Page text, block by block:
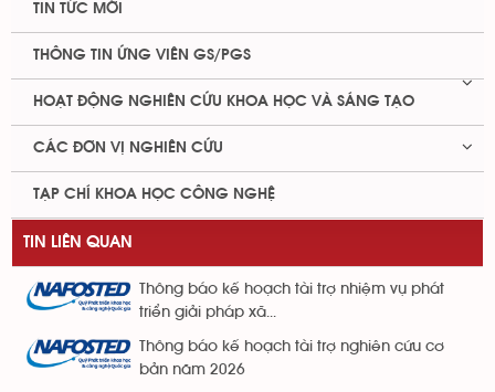
TIN TỨC MỚI
THÔNG TIN ỨNG VIÊN GS/PGS
HOẠT ĐỘNG NGHIÊN CỨU KHOA HỌC VÀ SÁNG TẠO
CÁC ĐƠN VỊ NGHIÊN CỨU
TẠP CHÍ KHOA HỌC CÔNG NGHỆ
TIN LIÊN QUAN
Thông báo kế hoạch tài trợ nhiệm vụ phát
triển giải pháp xã...
Thông báo kế hoạch tài trợ nghiên cứu cơ
bản năm 2026